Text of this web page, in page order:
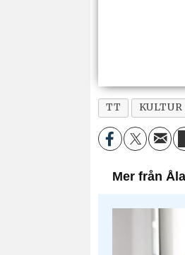
TT KULTUR